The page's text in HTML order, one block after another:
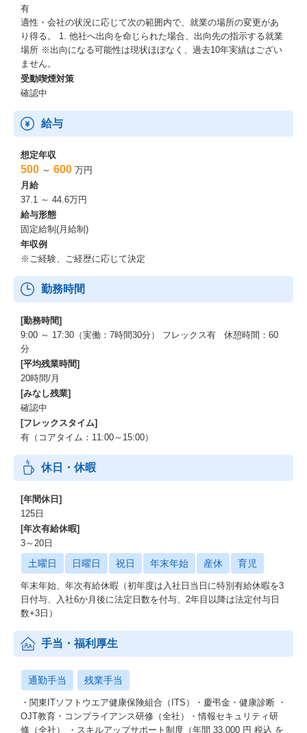
有
適性・会社の状況に応じて次の範囲内で、就業の場所の変更があ
り得る。 1. 他社へ出向を命じられた場合、出向先の指示する就業
場所 ※出向になる可能性は現状ほぼなく、過去10年実績はござい
ません。
受動喫煙対策
確認中
給与
想定年収
500 ～ 600 万円
月給
37.1 ～ 44.6万円
給与形態
固定給制(月給制)
年収例
※ご経験、ご経歴に応じて決定
勤務時間
[勤務時間]
9:00 ～ 17:30（実働：7時間30分） フレックス有 休憩時間：60
分
[平均残業時間]
20時間/月
[みなし残業]
確認中
[フレックスタイム]
有（コアタイム：11:00～15:00）
休日・休暇
[年間休日]
125日
[年次有給休暇]
3～20日
土曜日 日曜日 祝日 年末年始 産休 育児
年末年始、年次有給休暇（初年度は入社日当日に特別有給休暇を3
日付与、入社6か月後に法定日数を付与、2年目以降は法定付与日
数+3日）
手当・福利厚生
通勤手当 残業手当
・関東ITソフトウエア健康保険組合（ITS）・慶弔金・健康診断 ・
OJT教育・コンプライアンス研修（全社）・情報セキュリティ研
修（全社） ・スキルアップサポート制度（年間 33,000 円 税込 を